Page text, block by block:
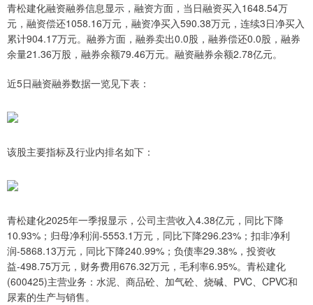
青松建化融资融券信息显示，融资方面，当日融资买入1648.54万
元，融资偿还1058.16万元，融资净买入590.38万元，连续3日净买入
累计904.17万元。融券方面，融券卖出0.0股，融券偿还0.0股，融券
余量21.36万股，融券余额79.46万元。融资融券余额2.78亿元。
近5日融资融券数据一览见下表：
该股主要指标及行业内排名如下：
青松建化2025年一季报显示，公司主营收入4.38亿元，同比下降
10.93%；归母净利润-5553.1万元，同比下降296.23%；扣非净利
润-5868.13万元，同比下降240.99%；负债率29.38%，投资收
益-498.75万元，财务费用676.32万元，毛利率6.95%。青松建化
(600425)主营业务：水泥、商品砼、加气砼、烧碱、PVC、CPVC和
尿素的生产与销售。